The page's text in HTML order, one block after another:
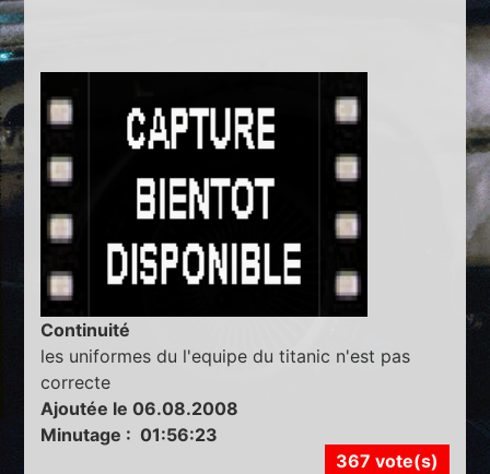
Continuité
les uniformes du l'equipe du titanic n'est pas
correcte
Ajoutée le 06.08.2008
Minutage : 01:56:23
367 vote(s)